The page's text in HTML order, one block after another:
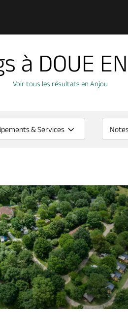
à DOUE
Voir tous les résultats en Anjou
& Services